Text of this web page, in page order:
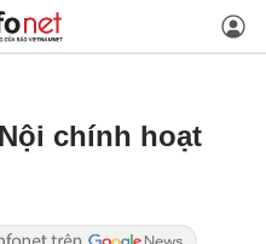
chính hoạt